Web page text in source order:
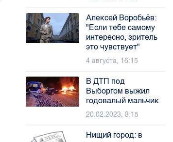
Алексей Воробьёв:
"Если тебе самому
интересно, зритель
это чувствует"
4 августа, 16:15
В ДТП под
Выборгом выжил
годовалый мальчик
20.02.2023, 8:15
Нищий город: в